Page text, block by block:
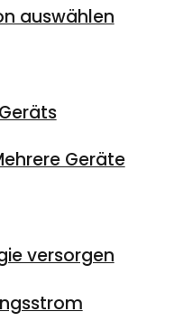
auswählen
Geräte
versorgen